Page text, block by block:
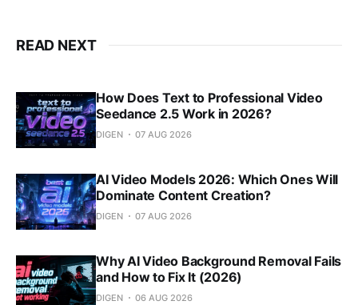
READ NEXT
How Does Text to Professional Video
Seedance 2.5 Work in 2026?
DIGEN 07 AUG 2026
AI Video Models 2026: Which Ones Will
Dominate Content Creation?
DIGEN 07 AUG 2026
Why AI Video Background Removal Fails
and How to Fix It (2026)
DIGEN 06 AUG 2026